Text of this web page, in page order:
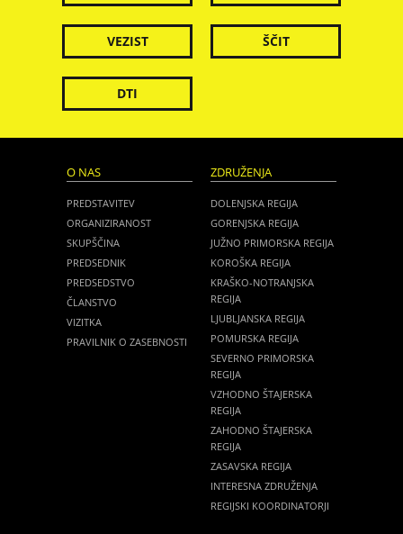
VEZIST ŠČIT
DTI
O NAS
PREDSTAVITEV
ORGANIZIRANOST
SKUPŠČINA
PREDSEDNIK
PREDSEDSTVO
ČLANSTVO
VIZITKA
PRAVILNIK O ZASEBNOSTI
ZDRUŽENJA
DOLENJSKA REGIJA
GORENJSKA REGIJA
JUŽNO PRIMORSKA REGIJA
KOROŠKA REGIJA
KRAŠKO-NOTRANJSKA
REGIJA
LJUBLJANSKA REGIJA
POMURSKA REGIJA
SEVERNO PRIMORSKA
REGIJA
VZHODNO ŠTAJERSKA
REGIJA
ZAHODNO ŠTAJERSKA
REGIJA
ZASAVSKA REGIJA
INTERESNA ZDRUŽENJA
REGIJSKI KOORDINATORJI